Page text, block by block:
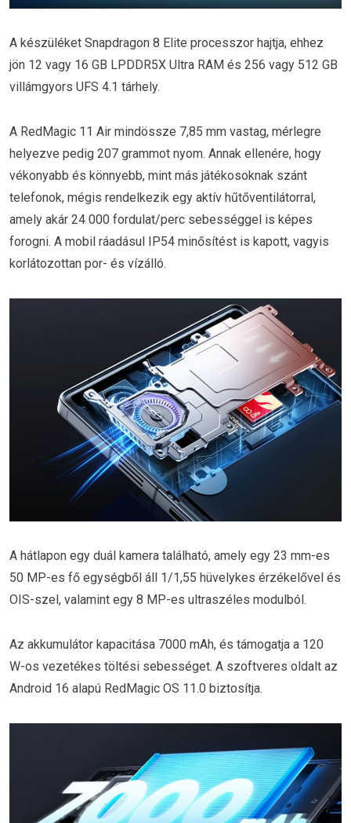
A készüléket Snapdragon 8 Elite processzor hajtja, ehhez
jön 12 vagy 16 GB LPDDR5X Ultra RAM és 256 vagy 512 GB
villámgyors UFS 4.1 tárhely.
A RedMagic 11 Air mindössze 7,85 mm vastag, mérlegre
helyezve pedig 207 grammot nyom. Annak ellenére, hogy
vékonyabb és könnyebb, mint más játékosoknak szánt
telefonok, mégis rendelkezik egy aktív hűtőventilátorral,
amely akár 24 000 fordulat/perc sebességgel is képes
forogni. A mobil ráadásul IP54 minősítést is kapott, vagyis
korlátozottan por- és vízálló.
A hátlapon egy duál kamera található, amely egy 23 mm-es
50 MP-es fő egységből áll 1/1,55 hüvelykes érzékelővel és
OIS-szel, valamint egy 8 MP-es ultraszéles modulból.
Az akkumulátor kapacitása 7000 mAh, és támogatja a 120
W-os vezetékes töltési sebességet. A szoftveres oldalt az
Android 16 alapú RedMagic OS 11.0 biztosítja.